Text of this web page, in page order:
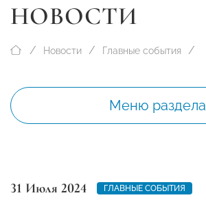
НОВОСТИ
Новости Главные события
Меню раздела
31 Июля 2024 ГЛАВНЫЕ СОБЫТИЯ